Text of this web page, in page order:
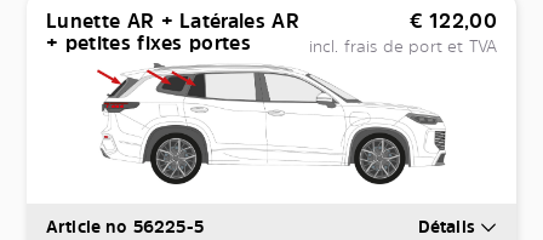
Lunette AR + Latérales AR
+ petites fixes portes
€ 122,00
incl. frais de port et TVA
Article no 56225-5 Détails